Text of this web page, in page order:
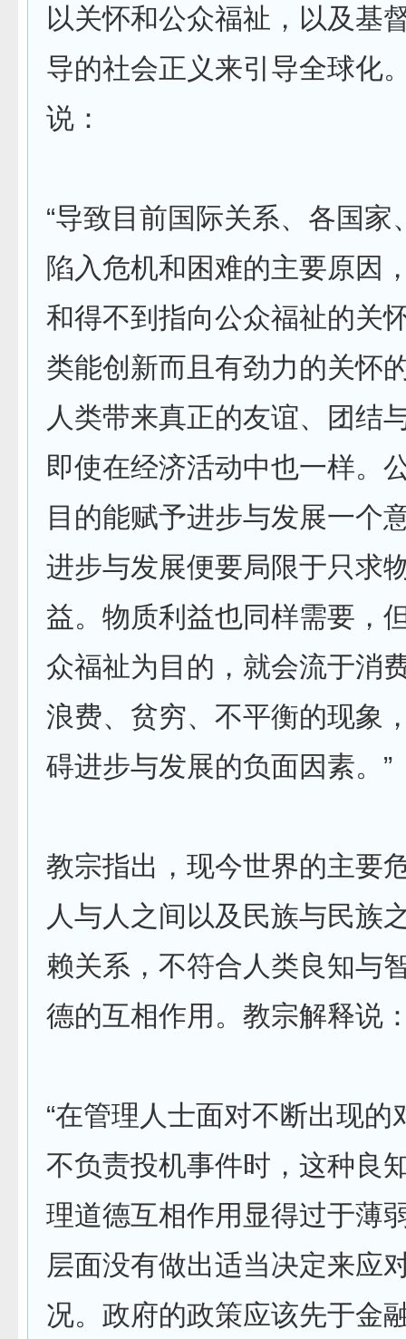
以关怀和公众福祉，以及基
导的社会正义来引导全球化
说：
“导致目前国际关系、各国家
陷入危机和困难的主要原因
和得不到指向公众福祉的关
类能创新而且有劲力的关怀
人类带来真正的友谊、团结
即使在经济活动中也一样。
目的能赋予进步与发展一个
进步与发展便要局限于只求
益。物质利益也同样需要，
众福祉为目的，就会流于消
浪费、贫穷、不平衡的现象
碍进步与发展的负面因素。”
教宗指出，现今世界的主要
人与人之间以及民族与民族
赖关系，不符合人类良知与
德的互相作用。教宗解释说
“在管理人士面对不断出现的
不负责投机事件时，这种良
理道德互相作用显得过于薄
层面没有做出适当决定来应
况。政府的政策应该先于金